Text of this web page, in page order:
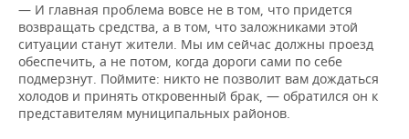
ФИГУРНОЕ КАТАНИЕ
ВОДНЫЕ ВИДЫ СПОРТА
ХОККЕЙ С МЯЧОМ
МЕДИЦИНА
ОБРАЗОВАНИЕ
ПРОИСШЕСТВИЯ
— И главная проблема вовсе не в том, что придется
возвращать средства, а в том, что заложниками этой
ситуации станут жители. Мы им сейчас должны проезд
обеспечить, а не потом, когда дороги сами по себе
подмерзнут. Поймите: никто не позволит вам дождаться
холодов и принять откровенный брак, — обратился он к
представителям муниципальных районов.